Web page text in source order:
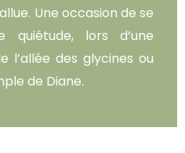
Une occasion de se
quiétude, lors d’une
l’allée des glycines ou
de Diane.